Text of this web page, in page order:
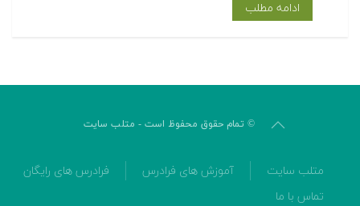
ادامه مطلب
© تمام حقوق محفوظ است - متلب سایت
متلب سایت آموزش های فرادرس
فرادرس های رایگان
تماس با ما